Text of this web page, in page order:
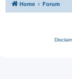
Home Forum